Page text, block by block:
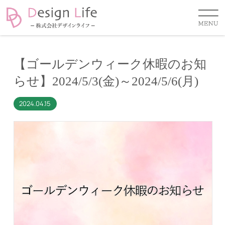
【ゴールデンウィーク休暇のお知
らせ】2024/5/3(金)～2024/5/6(月)
2024.04.15